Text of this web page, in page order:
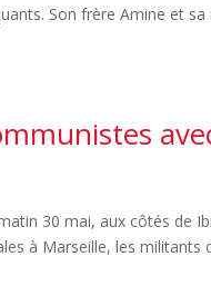
Son frère Amine et
30 mai, aux côtés de
à Marseille, les militants